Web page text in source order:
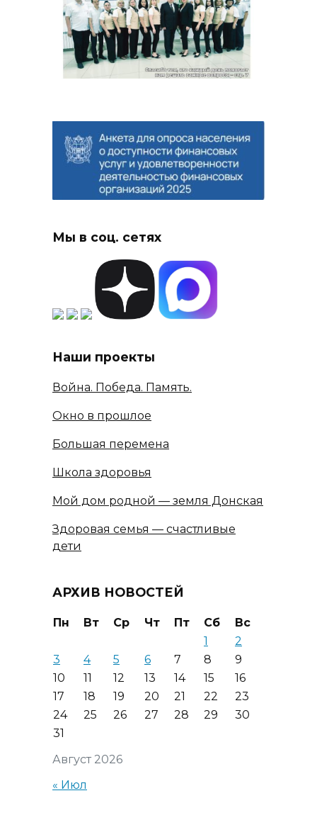
Мы в соц. сетях
Наши проекты
Война. Победа. Память.
Окно в прошлое
Большая перемена
Школа здоровья
Мой дом родной — земля Донская
Здоровая семья — счастливые
дети
АРХИВ НОВОСТЕЙ
Август 2026
Пн Вт Ср Чт Пт Сб
Вс
1
2
3
4 5 6 7 8
9
10
11 12 13 14 15
16
17
18 19 20 21 22
23
24
25 26 27 28 29
30
31
« Июл